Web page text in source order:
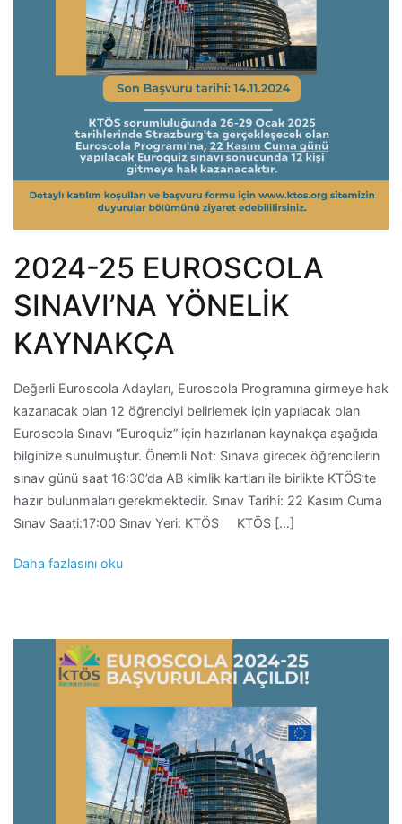
2024-25 EUROSCOLA
SINAVI’NA YÖNELİK
KAYNAKÇA
Değerli Euroscola Adayları, Euroscola Programına girmeye hak
kazanacak olan 12 öğrenciyi belirlemek için yapılacak olan
Euroscola Sınavı “Euroquiz” için hazırlanan kaynakça aşağıda
bilginize sunulmuştur. Önemli Not: Sınava girecek öğrencilerin
sınav günü saat 16:30’da AB kimlik kartları ile birlikte KTÖS’te
hazır bulunmaları gerekmektedir. Sınav Tarihi: 22 Kasım Cuma
Sınav Saati:17:00 Sınav Yeri: KTÖS KTÖS […]
Daha fazlasını oku